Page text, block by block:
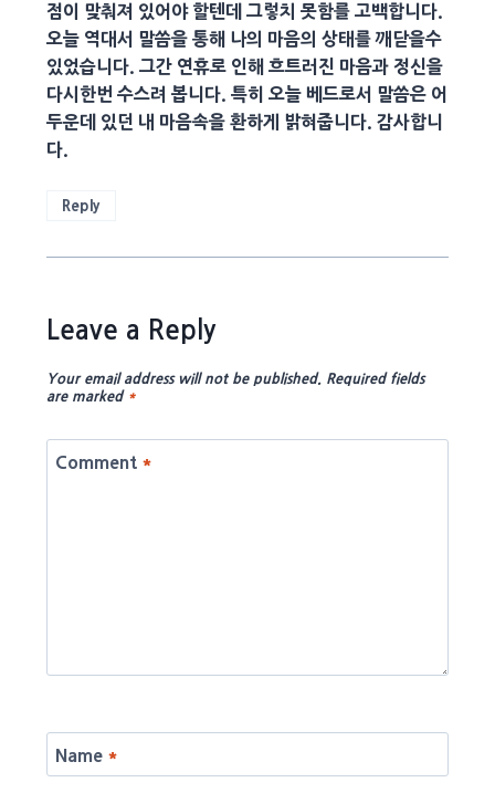
점이 맞춰져 있어야 할텐데 그렇치 못함를 고백합니다.
오늘 역대서 말씀을 통해 나의 마음의 상태를 깨닫을수
있었습니다. 그간 연휴로 인해 흐트러진 마음과 정신을
다시한번 수스려 봅니다. 특히 오늘 베드로서 말씀은 어
두운데 있던 내 마음속을 환하게 밝혀줍니다. 감사합니
다.
Reply
Leave a Reply
Your email address will not be published. Required fields
are marked *
Comment *
Name *